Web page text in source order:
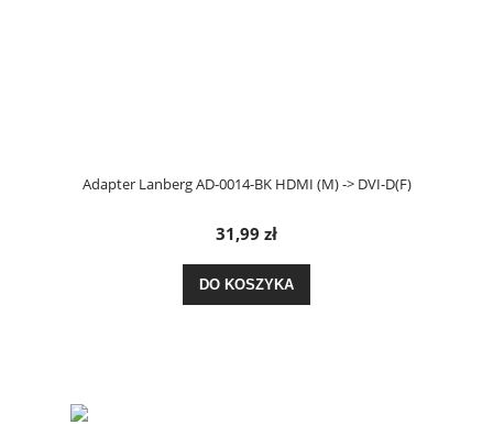
Adapter Lanberg AD-0014-BK HDMI (M) -> DVI-D(F)
31,99 zł
DO KOSZYKA